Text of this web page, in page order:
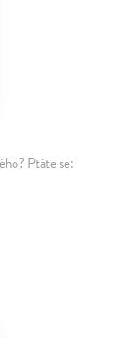
Ptáte se: